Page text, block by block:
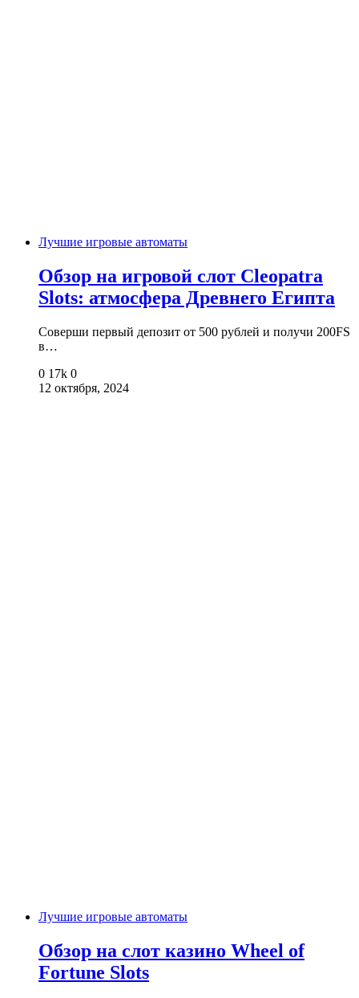
Лучшие игровые автоматы
Обзор на игровой слот Cleopatra
Slots: атмосфера Древнего Египта
Соверши первый депозит от 500 рублей и получи 200FS
в…
0 17k 0
12 октября, 2024
Лучшие игровые автоматы
Обзор на слот казино Wheel of
Fortune Slots